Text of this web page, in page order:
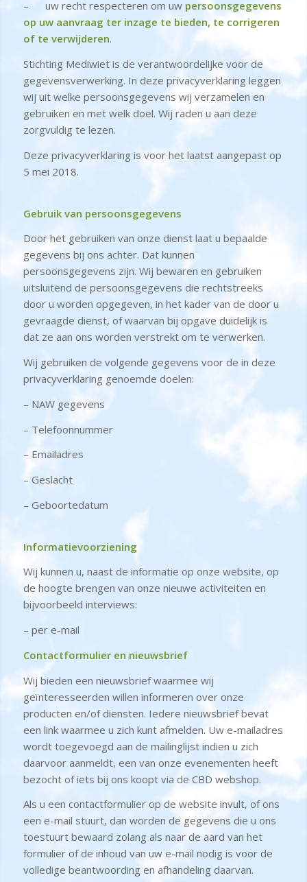
– uw recht respecteren om uw persoonsgegevens
op uw aanvraag ter inzage te bieden, te corrigeren
of te verwijderen.
Stichting Mediwiet is de verantwoordelijke voor de
gegevensverwerking. In deze privacyverklaring leggen
wij uit welke persoonsgegevens wij verzamelen en
gebruiken en met welk doel. Wij raden u aan deze
zorgvuldig te lezen.
Deze privacyverklaring is voor het laatst aangepast op
5 mei 2018.
Gebruik van persoonsgegevens
Door het gebruiken van onze dienst laat u bepaalde
gegevens bij ons achter. Dat kunnen
persoonsgegevens zijn. Wij bewaren en gebruiken
uitsluitend de persoonsgegevens die rechtstreeks
door u worden opgegeven, in het kader van de door u
gevraagde dienst, of waarvan bij opgave duidelijk is
dat ze aan ons worden verstrekt om te verwerken.
Wij gebruiken de volgende gegevens voor de in deze
privacyverklaring genoemde doelen:
– NAW gegevens
– Telefoonnummer
– Emailadres
– Geslacht
– Geboortedatum
Informatievoorziening
Wij kunnen u, naast de informatie op onze website, op
de hoogte brengen van onze nieuwe activiteiten en
bijvoorbeeld interviews:
– per e-mail
Contactformulier en nieuwsbrief
Wij bieden een nieuwsbrief waarmee wij
geïnteresseerden willen informeren over onze
producten en/of diensten. Iedere nieuwsbrief bevat
een link waarmee u zich kunt afmelden. Uw e-mailadres
wordt toegevoegd aan de mailinglijst indien u zich
daarvoor aanmeldt, een van onze evenementen heeft
bezocht of iets bij ons koopt via de CBD webshop.
Als u een contactformulier op de website invult, of ons
een e-mail stuurt, dan worden de gegevens die u ons
toestuurt bewaard zolang als naar de aard van het
formulier of de inhoud van uw e-mail nodig is voor de
volledige beantwoording en afhandeling daarvan.